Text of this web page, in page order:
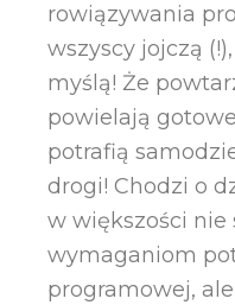
rowiązywania
wszyscy jojczą
myślą! Że
powielają
potrafią
drogi! Chodzi o
w większości nie
wymaganiom
programowej,